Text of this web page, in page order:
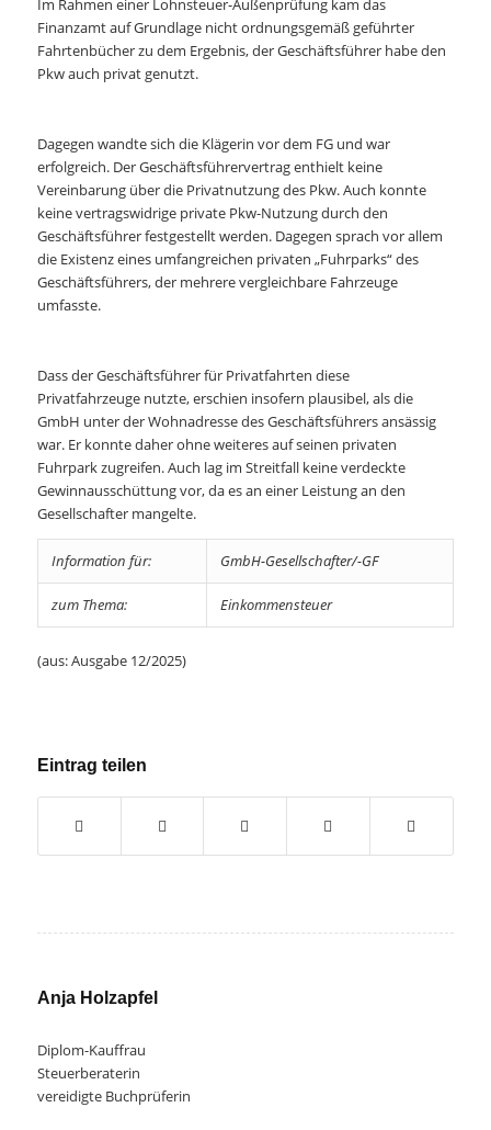
Im Rahmen einer Lohnsteuer-Außenprüfung kam das
Finanzamt auf Grundlage nicht ordnungsgemäß geführter
Fahrtenbücher zu dem Ergebnis, der Geschäftsführer habe den
Pkw auch privat genutzt.
Dagegen wandte sich die Klägerin vor dem FG und war
erfolgreich. Der Geschäftsführervertrag enthielt keine
Vereinbarung über die Privatnutzung des Pkw. Auch konnte
keine vertragswidrige private Pkw-Nutzung durch den
Geschäftsführer festgestellt werden. Dagegen sprach vor allem
die Existenz eines umfangreichen privaten „Fuhrparks“ des
Geschäftsführers, der mehrere vergleichbare Fahrzeuge
umfasste.
Dass der Geschäftsführer für Privatfahrten diese
Privatfahrzeuge nutzte, erschien insofern plausibel, als die
GmbH unter der Wohnadresse des Geschäftsführers ansässig
war. Er konnte daher ohne weiteres auf seinen privaten
Fuhrpark zugreifen. Auch lag im Streitfall keine verdeckte
Gewinnausschüttung vor, da es an einer Leistung an den
Gesellschafter mangelte.
Information für: GmbH-Gesellschafter/-GF
zum Thema: Einkommensteuer
(aus: Ausgabe 12/2025)
Eintrag teilen
Anja Holzapfel
Diplom-Kauffrau
Steuerberaterin
vereidigte Buchprüferin